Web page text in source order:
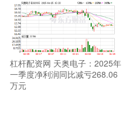
杠杆配资网 天奥电子：2025年
一季度净利润同比减亏268.06
万元